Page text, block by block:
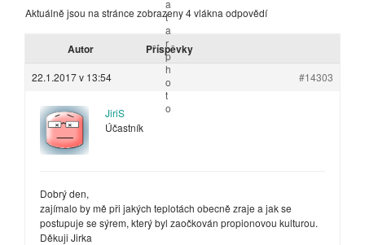
Aktuálně jsou na stránce zobrazeny 4 vlákna odpovědí
Autor Příspěvky
22.1.2017 v 13:54 #14303
JiriS
Účastník
Dobrý den,
zajímalo by mě při jakých teplotách obecně zraje a jak se
postupuje se sýrem, který byl zaočkován propionovou kulturou.
Děkuji Jirka